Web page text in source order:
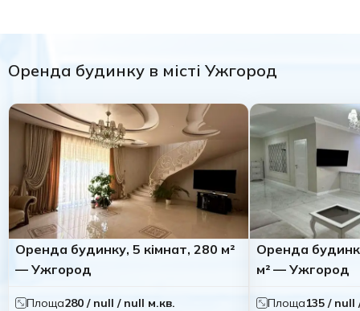
Оренда будинку в місті Ужгород
Оренда будинку, 5 кімнат, 280 м²
— Ужгород
Площа280 / null / null м.кв.
Оренда
м² — Ужгород
Площа135 / null